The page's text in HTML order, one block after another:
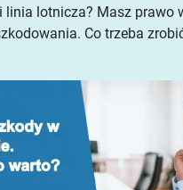
linia lotnicza? Masz prawo
Co trzeba